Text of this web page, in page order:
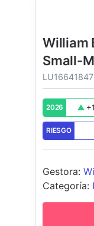
William
Small-
2026 +
RIESGO
Gestora:
Categoría: